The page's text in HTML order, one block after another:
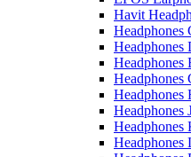
Havit
Headphones
Headphones
Headphones
Headphones
Headphones
Headphones
Headphones
Headphones